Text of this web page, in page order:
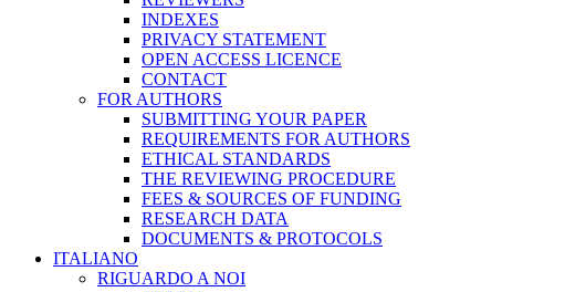
INDEXES
PRIVACY STATEMENT
OPEN ACCESS LICENCE
CONTACT
FOR AUTHORS
SUBMITTING YOUR PAPER
REQUIREMENTS FOR AUTHORS
ETHICAL STANDARDS
THE REVIEWING PROCEDURE
FEES & SOURCES OF FUNDING
RESEARCH DATA
DOCUMENTS & PROTOCOLS
ITALIANO
RIGUARDO A NOI